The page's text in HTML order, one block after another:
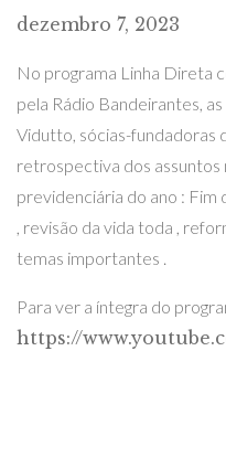
dezembro 7, 2023
No programa Linha Direta
pela Rádio Bandeirantes,
Vidutto, sócias-fundadoras
retrospectiva dos
previdenciária do ano :
, revisão da vida toda ,
temas importantes .
Para ver a íntegra do
https://